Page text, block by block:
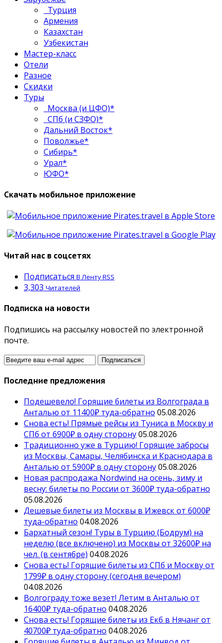
Турция
Армения
Казахстан
Узбекистан
Мастер-класс
Отели
Разное
Скидки
Туры
Москва (и ЦФО)*
СПб (и СЗФО)*
Дальний Восток*
Поволжье*
Сибирь*
Урал*
ЮФО*
Скачать мобильное приложение
Читай нас в соцсетях
Подписаться В Ленту RSS
3,303 Читателей
Подписка на новости
Подпишись на рассылку новостей по электронной
почте.
Последние предложения
Подешевело! Горящие билеты из Волгограда в
Анталью от 11400₽ туда-обратно 05.08.2026
Снова есть! Прямые рейсы из Туниса в Москву и
СПб от 6900₽ в одну сторону05.08.2026
Традиционно уже в Турцию! Горящие забросы
из Москвы, Самары, Челябинска и Краснодара в
Анталью от 5900₽ в одну сторону05.08.2026
Новая распродажа Nordwind на осень, зиму и
весну: билеты по России от 3600₽ туда-обратно
05.08.2026
Дешевые билеты из Москвы в Ижевск от 6000₽
туда-обратно 04.08.2026
Бархатный сезон! Туры в Турцию (Бодрум) на
неделю (все включено) из Москвы от 32600₽ на
чел. (в сентябре) 04.08.2026
Снова есть! Горящие билеты из СПб и Москву от
1799₽ в одну сторону (сегодня вечером)
04.08.2026
Волгограду тоже везет! Летим в Анталью от
16400₽ туда-обратно 04.08.2026
Снова есть! Горящие билеты из Екб в Нячанг от
40700₽ туда-обратно 04.08.2026